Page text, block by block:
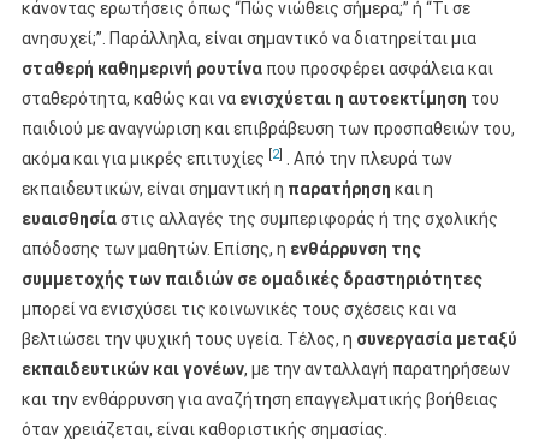
κάνοντας ερωτήσεις όπως “Πώς νιώθεις σήμερα;” ή “Τι σε
ανησυχεί;”. Παράλληλα, είναι σημαντικό να διατηρείται μια
σταθερή καθημερινή ρουτίναπου προσφέρει ασφάλεια και
σταθερότητα, καθώς και να ενισχύεται η αυτοεκτίμηση του
παιδιού με αναγνώριση και επιβράβευση των προσπαθειών του,
ακόμα και για μικρές επιτυχίες [2] . Από την πλευρά των
εκπαιδευτικών, είναι σημαντική η παρατήρηση και η
ευαισθησίαστις αλλαγές της συμπεριφοράς ή της σχολικής
απόδοσης των μαθητών. Επίσης, η ενθάρρυνση της
συμμετοχής των παιδιών σε ομαδικές δραστηριότητες
μπορεί να ενισχύσει τις κοινωνικές τους σχέσεις και να
βελτιώσει την ψυχική τους υγεία. Τέλος, η συνεργασία μεταξύ
εκπαιδευτικών και γονέων, με την ανταλλαγή παρατηρήσεων
και την ενθάρρυνση για αναζήτηση επαγγελματικής βοήθειας
όταν χρειάζεται, είναι καθοριστικής σημασίας.